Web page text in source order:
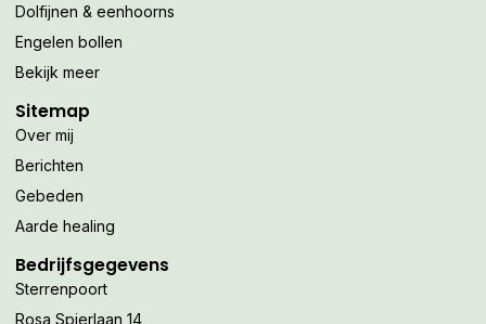
Dolfijnen & eenhoorns
Engelen bollen
Bekijk meer
Sitemap
Over mij
Berichten
Gebeden
Aarde healing
Bedrijfsgegevens
Sterrenpoort
Rosa Spierlaan 14